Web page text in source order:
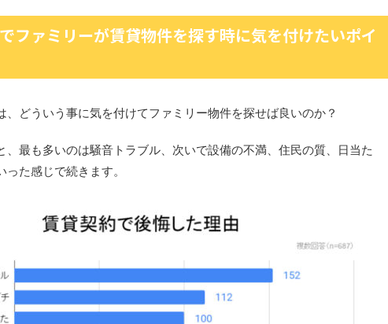
ファミリーが賃貸物件を探す時に気を付けたいポイ
、どういう事に気を付けてファミリー物件を探せば良いのか？
、最も多いのは騒音トラブル、次いで設備の不満、住民の質、日当た
た感じで続きます。